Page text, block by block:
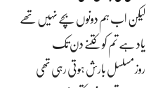
لیکن اب ہم دونوں بچے نہیں تھے
یاد ہے تم کو کتنے دن تک
روز مسلسل بارش ہوتی رہی تھی